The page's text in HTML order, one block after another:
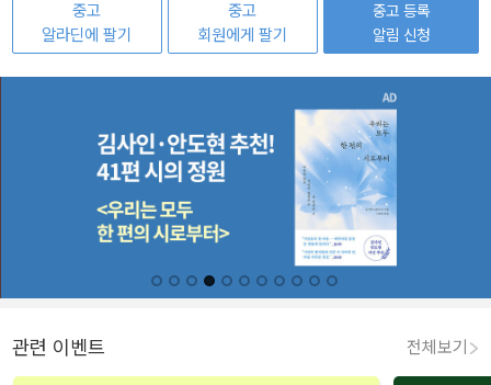
중고
알라딘에 팔기
중고
회원에게 팔기
중고 등록
알림 신청
관련 이벤트 전체보기